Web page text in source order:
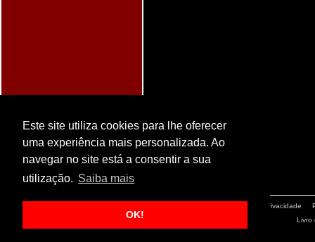
Este site utiliza cookies para lhe oferecer
uma experiência mais personalizada. Ao
navegar no site está a consentir a sua
utilização. Saiba mais
OK!
Política de Privacidade
Livro